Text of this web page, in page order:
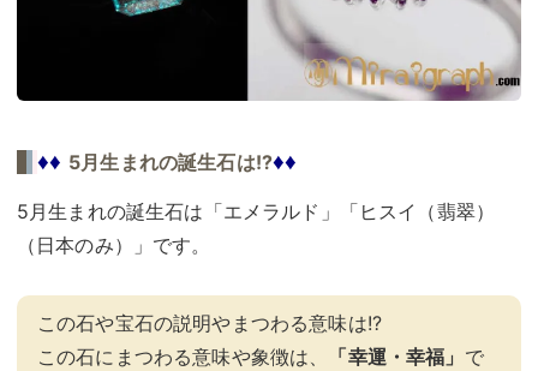
♦♦ 5月生まれの誕生石は!?♦♦
5月生まれの誕生石は「エメラルド」「ヒスイ（翡翠）
（日本のみ）」です。
この石や宝石の説明やまつわる意味は!?
この石にまつわる意味や象徴は、
「幸運・幸福」 で